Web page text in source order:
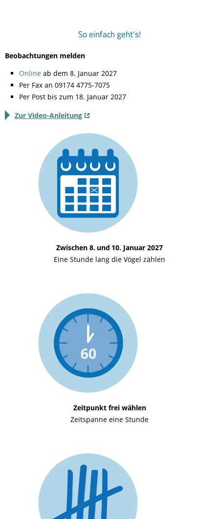
So einfach geht's!
Beobachtungen melden
Online ab dem 8. Januar 2027
Per Fax an 09174 4775-7075
Per Post bis zum 18. Januar 2027
Zur Video-Anleitung
Zwischen 8. und 10. Januar 2027
Eine Stunde lang die Vögel zählen
Zeitpunkt frei wählen
Zeitspanne eine Stunde